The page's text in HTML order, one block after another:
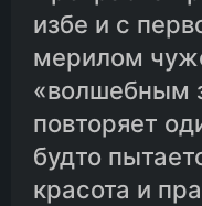
избе и с
мерилом
«волшебным
повторяет
будто
красота и